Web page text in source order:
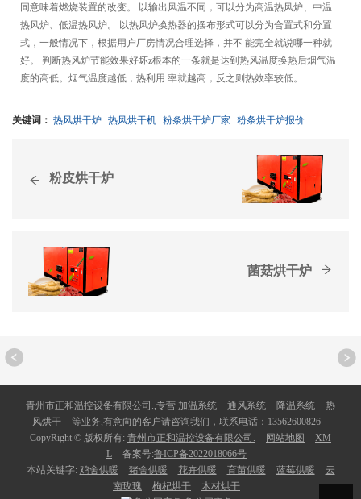
同意味着燃烧装置的改变。 以输出风温不同，可以分为高温热风炉、中温
热风炉、低温热风炉。 以热风炉换热器的摆布形式可以分为合置式和分置
式，一般情况下，根据用户厂房情况合理选择，并不 能完全就说哪一种就
好。 判断热风炉节能效果好坏z根本的一条就是达到热风温度换热后烟气温
度的高低。烟气温度越低，热利用 率就越高，反之则热效率较低。
关键词： 热风烘干炉 热风烘干机 粉条烘干炉厂家 粉条烘干炉报价
粉皮烘干炉
菌菇烘干炉
青州市正和温控设备有限公司.,专营 加温系统 通风系统 降温系统
热
风烘干
等业务,有意向的客户请咨询我们，联系电话： 13562600826
CopyRight © 版权所有: 青州市正和温控设备有限公司. 网站地图
XM
L
备案号:鲁ICP备2022018066号
本站关键字: 鸡舍供暖 猪舍供暖 花卉供暖 育苗供暖 蓝莓供暖
云
南玫瑰
枸杞烘干
木材烘干